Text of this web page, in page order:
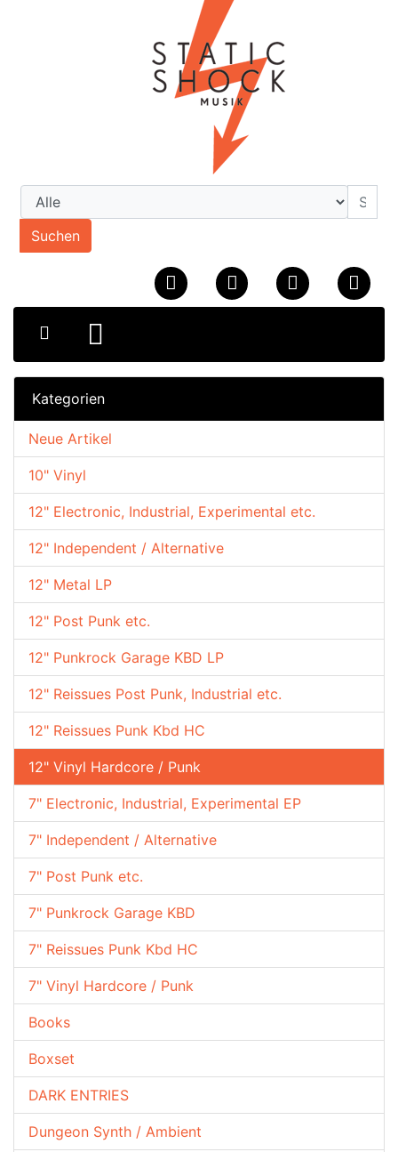
Suchen
Kategorien
10" Vinyl
12" Electronic, Industrial, Experimental etc.
12" Independent / Alternative
12" Metal LP
12" Post Punk etc.
12" Punkrock Garage KBD LP
12" Reissues Post Punk, Industrial etc.
12" Reissues Punk Kbd HC
12" Vinyl Hardcore / Punk
7" Electronic, Industrial, Experimental EP
7" Independent / Alternative
7" Post Punk etc.
7" Punkrock Garage KBD
7" Reissues Punk Kbd HC
7" Vinyl Hardcore / Punk
Books
Boxset
DARK ENTRIES
Dungeon Synth / Ambient
Neue Artikel